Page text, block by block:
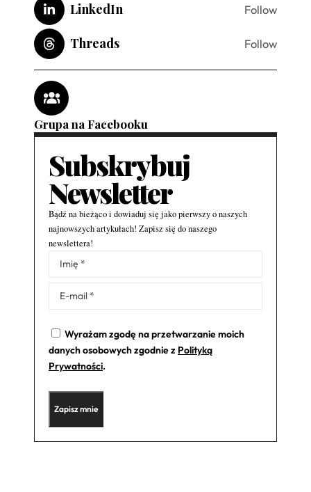
LinkedIn Follow
Threads Follow
Grupa na Facebooku
Subskrybuj
Newsletter
Bądź na bieżąco i dowiaduj się jako pierwszy o naszych
najnowszych artykułach! Zapisz się do naszego
newslettera!
Wyrażam zgodę na przetwarzanie moich
danych osobowych zgodnie z Polityką
Prywatności.
Alternative: